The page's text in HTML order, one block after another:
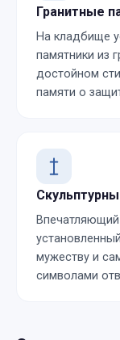
Гранитные
На кладбище
памятники из
достойном
памяти о
мужеству и
символами